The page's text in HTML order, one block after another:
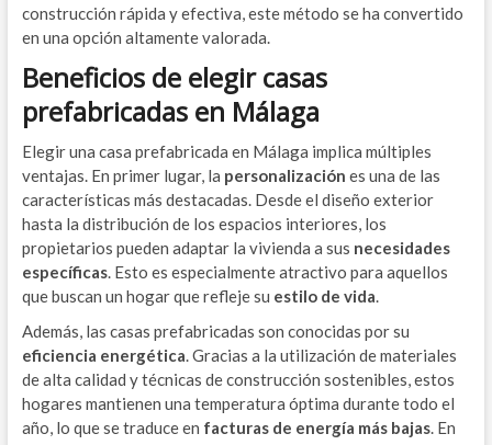
construcción rápida y efectiva, este método se ha convertido
en una opción altamente valorada.
Beneficios de elegir casas
prefabricadas en Málaga
Elegir una casa prefabricada en Málaga implica múltiples
ventajas. En primer lugar, la personalización es una de las
características más destacadas. Desde el diseño exterior
hasta la distribución de los espacios interiores, los
propietarios pueden adaptar la vivienda a sus necesidades
específicas. Esto es especialmente atractivo para aquellos
que buscan un hogar que refleje su estilo de vida.
Además, las casas prefabricadas son conocidas por su
eficiencia energética. Gracias a la utilización de materiales
de alta calidad y técnicas de construcción sostenibles, estos
hogares mantienen una temperatura óptima durante todo el
año, lo que se traduce en facturas de energía más bajas. En